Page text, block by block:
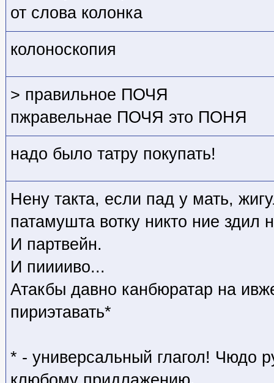
от слова колонка
колоноскопия
> правильное ПОЧЯ
пжравельнае ПОЧЯ это ПОНЯ
надо было татру покупать!
Нену такта, если пад у мать,
патамушта вотку никто ние здил
И партвейн.
И пииииво...
Атакбы давно канбюратар на
пириэтавать*
* - универсальный глагол! Чюдо